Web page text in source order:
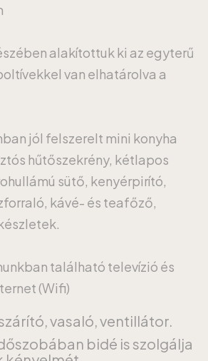
alakítottuk ki az egyterű
van elhatárolva a
jól felszerelt mini konyha
hűtőszekrény, kétlapos
sütő, kenyérpirító,
kávé- és teafőző,
található televízió és
(Wifi)
vasaló, ventillátor.
bidé is szolgálja